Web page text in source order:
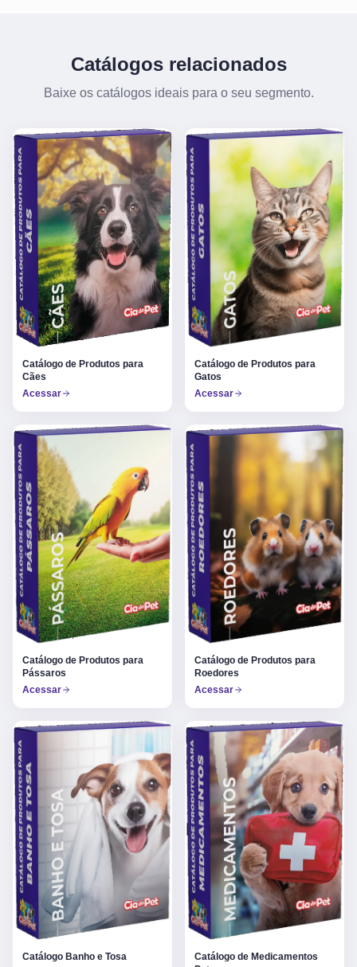
Catálogos relacionados
Baixe os catálogos ideais para o seu segmento.
Catálogo de Produtos para
Cães
Acessar
Catálogo de Produtos para
Gatos
Acessar
Catálogo de Produtos para
Pássaros
Acessar
Catálogo de Produtos para
Roedores
Acessar
Catálogo Banho e Tosa
Catálogo de Medicamentos